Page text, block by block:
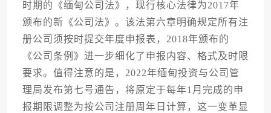
时期的《缅甸公司法》，现行核心法律为2017年
颁布的新《公司法》。该法第六章明确规定所有注
册公司须按时提交年度申报表，2018年颁布的
《公司条例》进一步细化了申报内容、格式及时限
要求。值得注意的是，2022年缅甸投资与公司管
理局发布第七号通告，将原定于每年1月完成的申
报期限调整为按公司注册周年日计算，这一变革显